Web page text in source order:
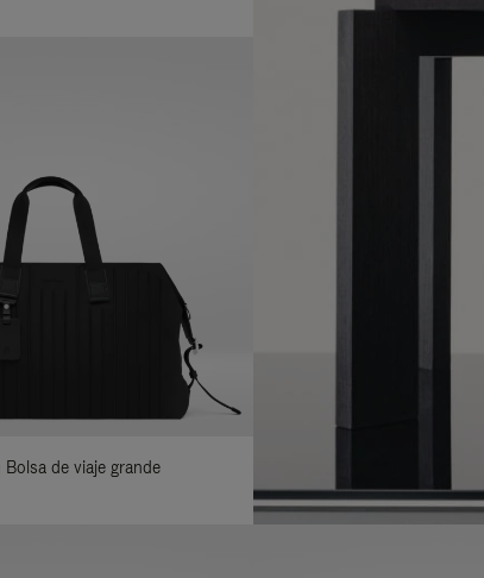
de viaje grande